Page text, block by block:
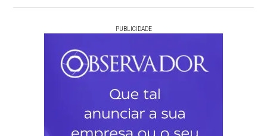
PUBLICIDADE